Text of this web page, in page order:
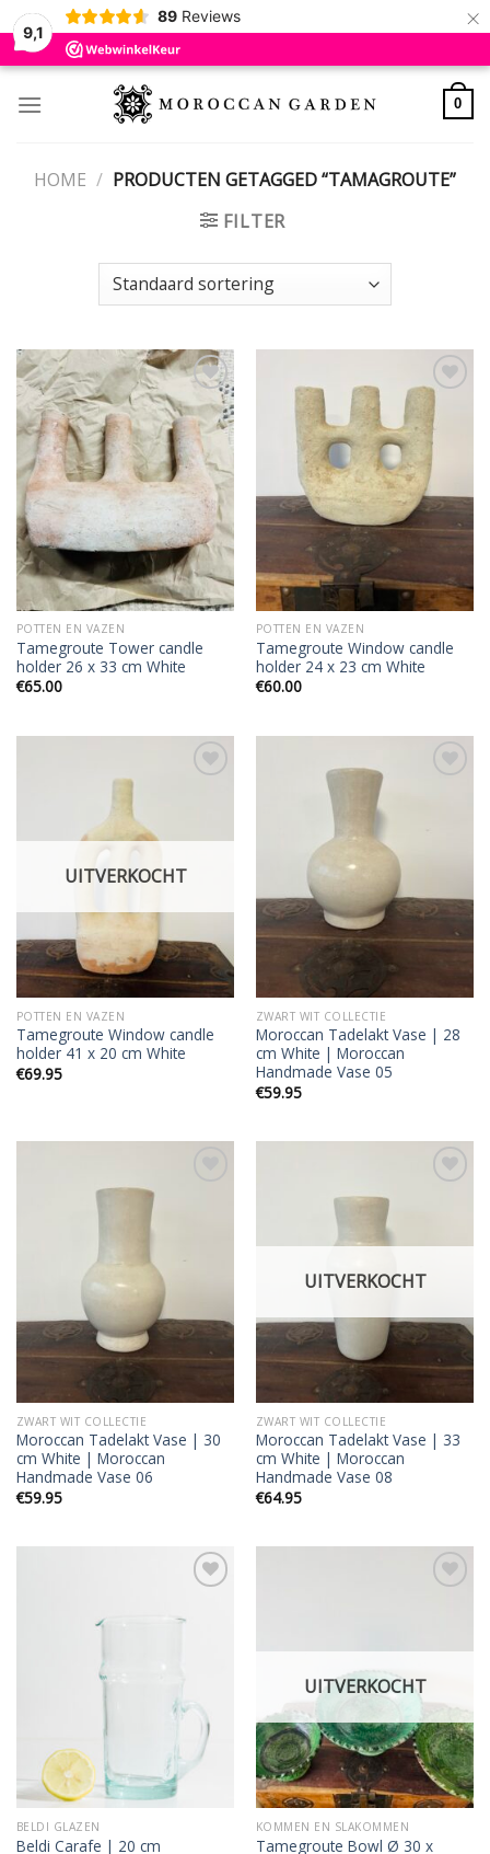
9,1
89 Reviews ×
Skip
0
HOME / PRODUCTEN GETAGGED “TAMAGROUTE”
FILTER
Add to
wishlist
POTTEN EN VAZEN
Tamegroute Tower candle
holder 26 x 33 cm White
€65.00
Add to
POTTEN EN VAZEN
Tamegroute Window candle
holder 24 x 23 cm White
€60.00
wishlist
UITVERKOCHT
POTTEN EN VAZEN
Tamegroute Window candle
holder 41 x 20 cm White
€69.95
ZWART WIT COLLECTIE
Moroccan Tadelakt Vase | 28
cm White | Moroccan
Handmade Vase 05
€59.95
ZWART WIT COLLECTIE
Moroccan Tadelakt Vase | 30
cm White | Moroccan
Handmade Vase 06
€59.95
wishlist
UITVERKOCHT
ZWART WIT COLLECTIE
Moroccan Tadelakt Vase | 33
cm White | Moroccan
Handmade Vase 08
€64.95
BELDI GLAZEN
Beldi Carafe | 20 cm
wishlist
UITVERKOCHT
KOMMEN EN SLAKOMMEN
Tamegroute Bowl Ø 30 x